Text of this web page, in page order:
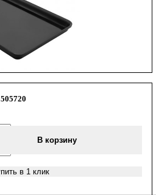
505720
В корзину
в 1 клик